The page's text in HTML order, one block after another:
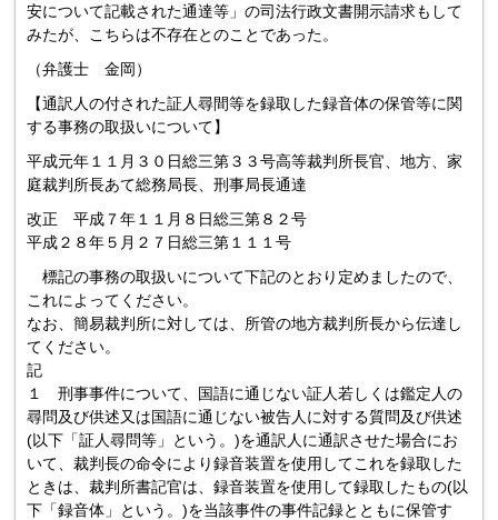
安について記載された通達等」の司法行政文書開示請求もして
みたが、こちらは不存在とのことであった。
（弁護士 金岡）
【通訳人の付された証人尋間等を録取した録音体の保管等に関
する事務の取扱いについて】
平成元年１１月３０日総三第３３号高等裁判所長官、地方、家
庭裁判所長あて総務局長、刑事局長通達
改正 平成７年１１月８日総三第８２号
平成２８年５月２７日総三第１１１号
標記の事務の取扱いについて下記のとおり定めましたので、
これによってください。
なお、簡易裁判所に対しては、所管の地方裁判所長から伝達し
てください。
記
１ 刑事事件について、国語に通じない証人若しくは鑑定人の
尋問及び供述又は国語に通じない被告人に対する質問及び供述
(以下「証人尋問等」という。)を通訳人に通訳させた場合にお
いて、裁判長の命令により録音装置を使用してこれを録取した
ときは、裁判所書記官は、録音装置を使用して録取したもの(以
下「録音体」という。)を当該事件の事件記録とともに保管す